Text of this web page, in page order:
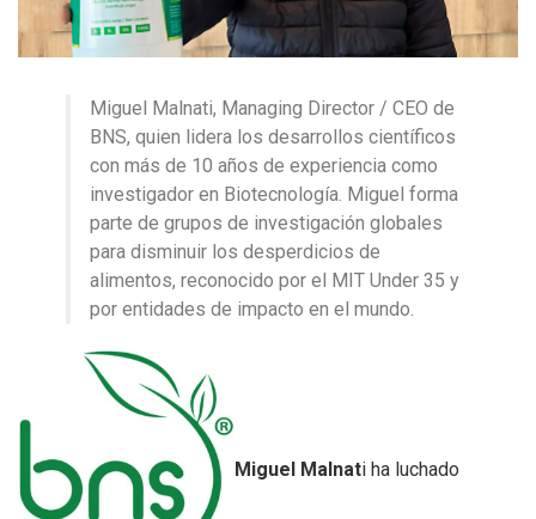
Miguel Malnati, Managing Director / CEO de
BNS, quien lidera los desarrollos científicos
con más de 10 años de experiencia como
investigador en Biotecnología. Miguel forma
parte de grupos de investigación globales
para disminuir los desperdicios de
alimentos, reconocido por el MIT Under 35 y
por entidades de impacto en el mundo.
Miguel Malnati ha luchado